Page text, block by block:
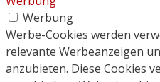
Werbung
Werbe-Cookies werden
relevante Werbeanzeigen
anzubieten. Diese Cookies